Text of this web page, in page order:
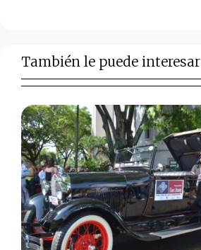
También le puede interesar